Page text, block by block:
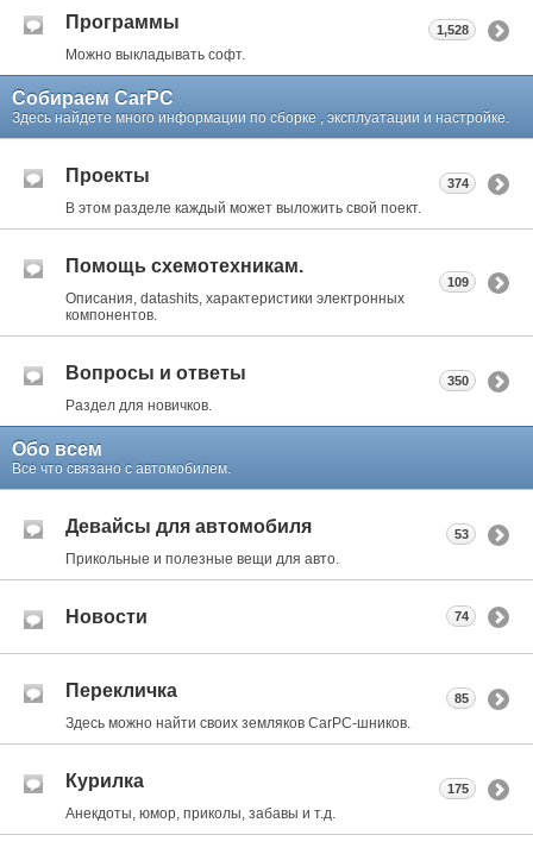
Программы
Можно выкладывать софт.
1,528
Собираем CarPC
Здесь найдете много информации по сборке , эксплуатации и настройке.
Проекты
В этом разделе каждый может выложить свой поект.
374
Помощь схемотехникам.
Описания, datashits, характеристики электронных
компонентов.
109
Вопросы и ответы
Раздел для новичков.
350
Обо всем
Все что связано с автомобилем.
Девайсы для автомобиля
Прикольные и полезные вещи для авто.
53
Новости 74
Перекличка
Здесь можно найти своих земляков CarPC-шников.
85
Курилка
Анекдоты, юмор, приколы, забавы и т.д.
175